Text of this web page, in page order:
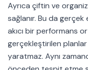
Ayrıca çiftin ve
sağlanır. Bu da
akıcı bir performans
gerçekleştirilen
yaratmaz. Aynı